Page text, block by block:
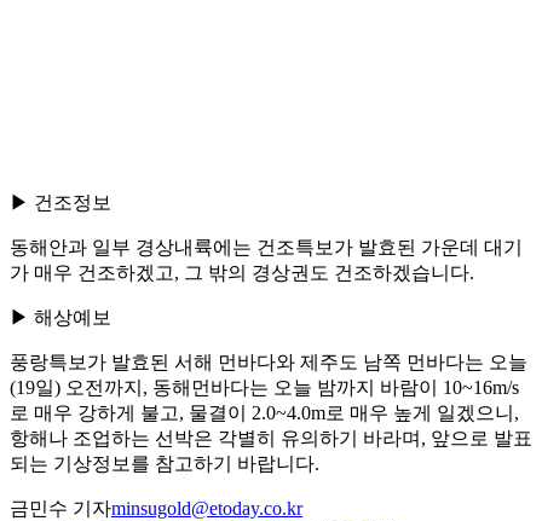
▶ 건조정보
동해안과 일부 경상내륙에는 건조특보가 발효된 가운데 대기
가 매우 건조하겠고, 그 밖의 경상권도 건조하겠습니다.
▶ 해상예보
풍랑특보가 발효된 서해 먼바다와 제주도 남쪽 먼바다는 오늘
(19일) 오전까지, 동해먼바다는 오늘 밤까지 바람이 10~16m/s
로 매우 강하게 불고, 물결이 2.0~4.0m로 매우 높게 일겠으니,
항해나 조업하는 선박은 각별히 유의하기 바라며, 앞으로 발표
되는 기상정보를 참고하기 바랍니다.
금민수 기자minsugold@etoday.co.kr